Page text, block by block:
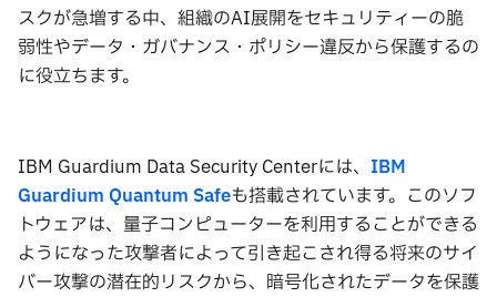
スクが急増する中、組織のAI展開をセキュリティーの脆
弱性やデータ・ガバナンス・ポリシー違反から保護するの
に役立ちます。
IBM Guardium Data Security Centerには、 IBM
Guardium Quantum Safeも搭載されています。このソフ
トウェアは、量子コンピューターを利用することができる
ようになった攻撃者によって引き起こされ得る将来のサイ
バー攻撃の潜在的リスクから、暗号化されたデータを保護